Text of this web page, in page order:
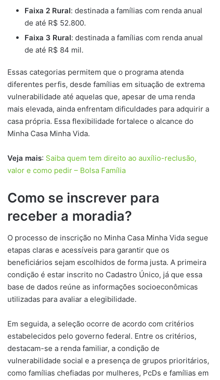
Faixa 2 Rural: destinada a famílias com renda anual
de até R$ 52.800.
Faixa 3 Rural: destinada a famílias com renda anual
de até R$ 84 mil.
Essas categorias permitem que o programa atenda
diferentes perfis, desde famílias em situação de extrema
vulnerabilidade até aquelas que, apesar de uma renda
mais elevada, ainda enfrentam dificuldades para adquirir a
casa própria. Essa flexibilidade fortalece o alcance do
Minha Casa Minha Vida.
Veja mais: Saiba quem tem direito ao auxílio-reclusão,
valor e como pedir – Bolsa Família
Como se inscrever para
receber a moradia?
O processo de inscrição no Minha Casa Minha Vida segue
etapas claras e acessíveis para garantir que os
beneficiários sejam escolhidos de forma justa. A primeira
condição é estar inscrito no Cadastro Único, já que essa
base de dados reúne as informações socioeconômicas
utilizadas para avaliar a elegibilidade.
Em seguida, a seleção ocorre de acordo com critérios
estabelecidos pelo governo federal. Entre os critérios,
destacam-se a renda familiar, a condição de
vulnerabilidade social e a presença de grupos prioritários,
como famílias chefiadas por mulheres, PcDs e famílias em